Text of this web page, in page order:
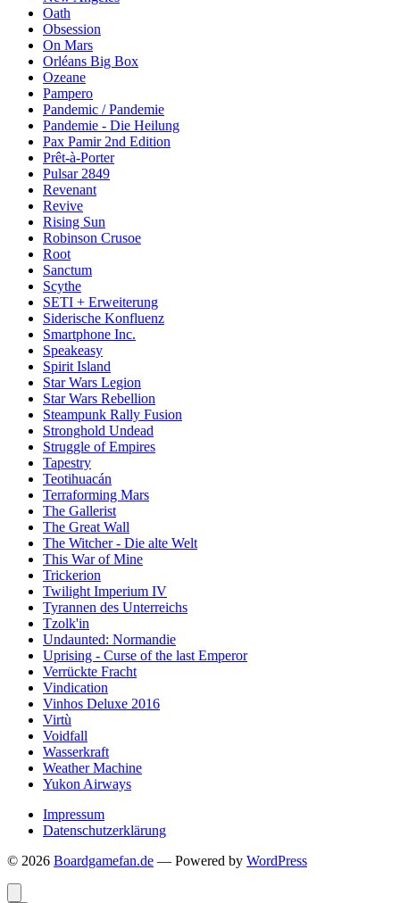
Oath
Obsession
On Mars
Orléans Big Box
Ozeane
Pampero
Pandemic / Pandemie
Pandemie - Die Heilung
Pax Pamir 2nd Edition
Prêt-à-Porter
Pulsar 2849
Revenant
Revive
Rising Sun
Robinson Crusoe
Root
Sanctum
Scythe
SETI + Erweiterung
Siderische Konfluenz
Smartphone Inc.
Speakeasy
Spirit Island
Star Wars Legion
Star Wars Rebellion
Steampunk Rally Fusion
Stronghold Undead
Struggle of Empires
Tapestry
Teotihuacán
Terraforming Mars
The Gallerist
The Great Wall
The Witcher - Die alte Welt
This War of Mine
Trickerion
Twilight Imperium IV
Tyrannen des Unterreichs
Tzolk'in
Undaunted: Normandie
Uprising - Curse of the last Emperor
Verrückte Fracht
Vindication
Vinhos Deluxe 2016
Virtù
Voidfall
Wasserkraft
Weather Machine
Yukon Airways
Impressum
Datenschutzerklärung
© 2026 Boardgamefan.de — Powered by WordPress